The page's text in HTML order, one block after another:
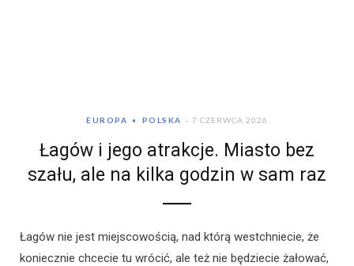
EUROPA POLSKA 7 CZERWCA 2026
Łagów i jego atrakcje. Miasto bez
szału, ale na kilka godzin w sam raz
Łagów nie jest miejscowością, nad którą westchniecie, że
koniecznie chcecie tu wrócić, ale też nie będziecie żałować,